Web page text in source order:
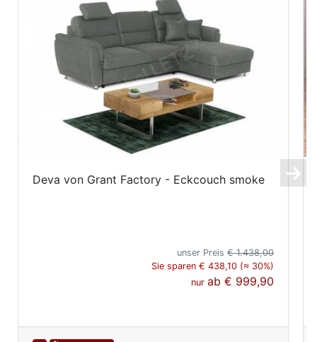
Deva von Grant Factory - Eckcouch smoke
unser Preis€ 1.438,00
Sie sparen € 438,10 (≈ 30%)
nurab€ 999,90